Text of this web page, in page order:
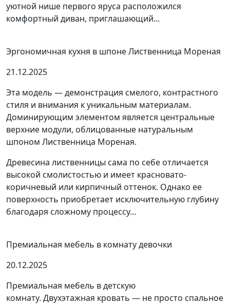
уютной нише первого яруса расположился
комфортный диван, приглашающий...
Эргономичная кухня в шпоне Лиственница Мореная
21.12.2025
Эта модель — демонстрация смелого, контрастного
стиля и внимания к уникальным материалам.
Доминирующим элементом является центральные
верхние модули, облицованные натуральным
шпоном Лиственница Мореная.
Древесина лиственницы сама по себе отличается
высокой смолистостью и имеет красновато-
коричневый или кирпичный оттенок. Однако ее
поверхность приобретает исключительную глубину
благодаря сложному процессу...
Премиальная мебель в комнату девочки
20.12.2025
Премиальная мебель в детскую
комнату. Двухэтажная кровать — не просто спальное